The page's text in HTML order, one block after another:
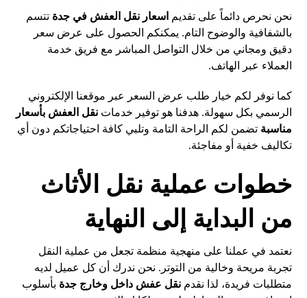
نحن نحرص دائماً على تقديم اسعار نقل العفش في جدة تتسم
بالشفافية والوضوح التام. يمكنكم الحصول على عرض سعر
دقيق ومجاني من خلال التواصل المباشر مع فريق خدمة
العملاء عبر الهاتف.
كما نوفر لكم خيار طلب عرض السعر عبر موقعنا الإلكتروني
الرسمي بكل سهولة. هدفنا هو توفير خدماتنقل العفش بأسعار
مناسبة تضمن لكم الراحة التامة وتلبي كافة احتياجاتكم دون أي
تكاليف خفية أو مفاجئة.
خطوات عملية نقل الأثاث
من البداية إلى النهاية
نعتمد في عملنا على منهجية منظمة تجعل من عملية النقل
تجربة مريحة وخالية من التوتر. نحن ندرك أن كل عميل لديه
متطلبات فريدة، لذا نقدمنقل عفش داخل وخارج جدة بأسلوب